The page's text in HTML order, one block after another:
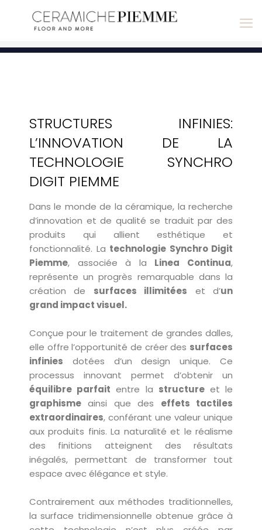
STRUCTURES INFINIES:
L’INNOVATION DE LA
TECHNOLOGIE SYNCHRO
DIGIT PIEMME
Dans le monde de la céramique, la recherche
d’innovation et de qualité se traduit par des
produits qui allient esthétique et
fonctionnalité. La technologie Synchro Digit
Piemme, associée à la Linea Continua,
représente un progrès remarquable dans la
création de surfaces illimitées et d’un
grand impact visuel.
Conçue pour le traitement de grandes dalles,
elle offre l’opportunité de créer des surfaces
infinies dotées d’un design unique. Ce
processus innovant permet d’obtenir un
équilibre parfait entre la structureet le
graphisme ainsi que des effets tactiles
extraordinaires, conférant une valeur unique
aux produits finis. La naturalité et le réalisme
des finitions atteignent des résultats
inégalés, permettant de transformer tout
espace avec élégance et style.
Contrairement aux méthodes traditionnelles,
la surface tridimensionnelle obtenue grâce à